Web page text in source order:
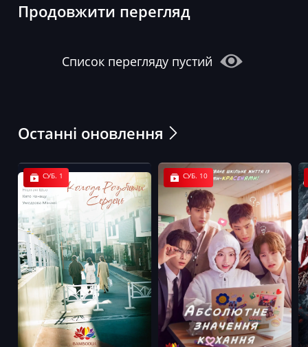
Продовжити перегляд
Список перегляду пустий
Останні оновлення
СУБ. 1 СУБ. 10